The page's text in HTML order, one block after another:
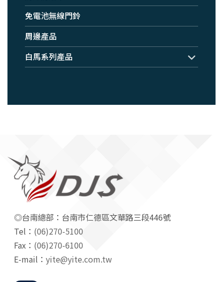
免電池無線門鈴
周邊產品
白馬系列產品
◎台南總部：台南市仁德區文華路三段446號
Tel： (06)270-5100
Fax： (06)270-6100
E-mail： yite@yite.com.tw